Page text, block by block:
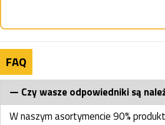
FAQ
Czy wasze odpowiedniki są
W naszym asortymencie 90%